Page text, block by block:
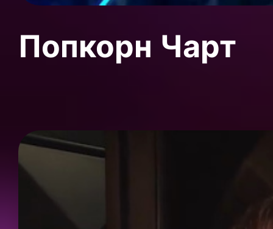
Попкорн Чарт